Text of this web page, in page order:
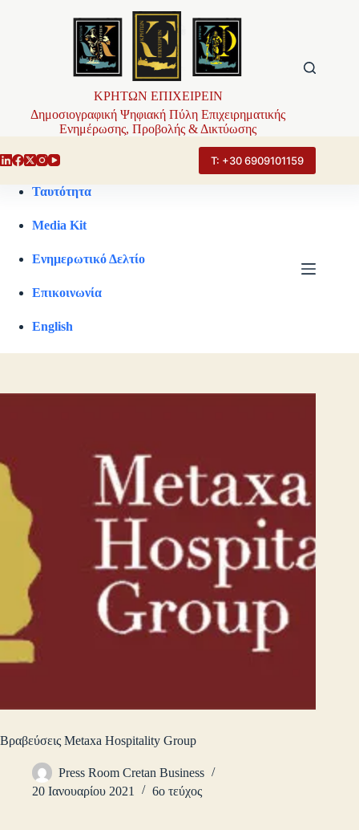
ΚΡΗΤΩΝ ΕΠΙΧΕΙΡΕΙΝ
Δημοσιογραφική Ψηφιακή Πύλη Επιχειρηματικής
Ενημέρωσης, Προβολής & Δικτύωσης
Τ: +30 6909101159
Ταυτότητα
Media Kit
Ενημερωτικό Δελτίο
Επικοινωνία
English
Βραβεύσεις Metaxa Hospitality Group
Press Room Cretan Business
20 Ιανουαρίου 2021
6ο τεύχος